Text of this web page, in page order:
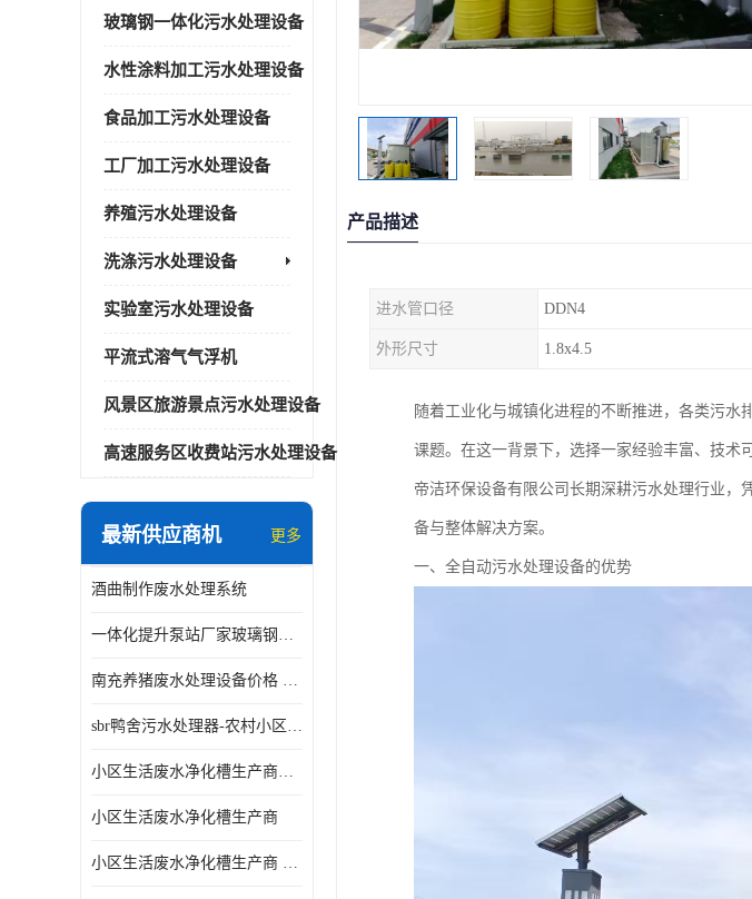
玻璃钢一体化污水处理设备
水性涂料加工污水处理设备
食品加工污水处理设备
工厂加工污水处理设备
养殖污水处理设备
洗涤污水处理设备
实验室污水处理设备
平流式溶气气浮机
风景区旅游景点污水处理设备
高速服务区收费站污水处理设备
最新供应商机 更多
酒曲制作废水处理系统
一体化提升泵站厂家玻璃钢材质价格
南充养猪废水处理设备价格 ao污水处理器 *专人看管
sbr鸭舍污水处理器-农村小区生活污水净化器
小区生活废水净化槽生产商帝洁环保
小区生活废水净化槽生产商
小区生活废水净化槽生产商 污水净化槽装置
产品描述
进水管口径 DDN4
外形尺寸 1.8x4.5
随着工业化与城镇化进程的不断推进，各类污
课题。在这一背景下，选择一家经验丰富、技术
帝洁环保设备有限公司长期深耕污水处理行业，
备与整体解决方案。
一、全自动污水处理设备的优势